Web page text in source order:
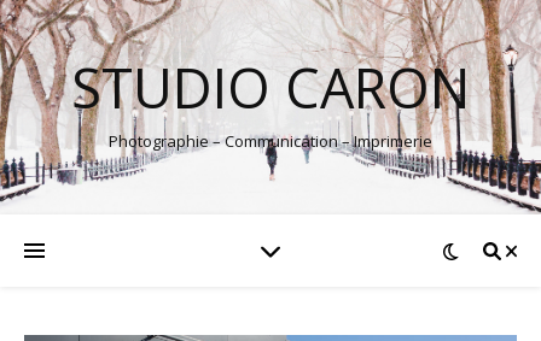
STUDIO CARON
Photographie – Communication – Imprimerie